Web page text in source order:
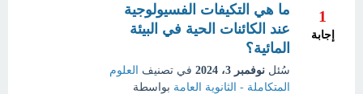
1
إجابة
ما هي التكيفات الفسيولوجية
عند الكائنات الحية في البيئة
المائية؟
سُئل نوفمبر 3، 2024 في تصنيف
العلوم
المتكاملة - الثانوية العامة بواسطة